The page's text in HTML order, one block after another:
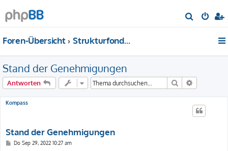
u
Foren-Übersicht Strukturfonds-Förderung allgemein
Stand der Genehmigungen
Antworten Suche
Kompass
Stand der Genehmigungen
BDo Sep 29, 2022 10:27 am